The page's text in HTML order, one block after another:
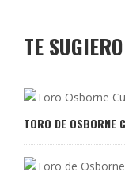
TE
TORO DE OSBORNE